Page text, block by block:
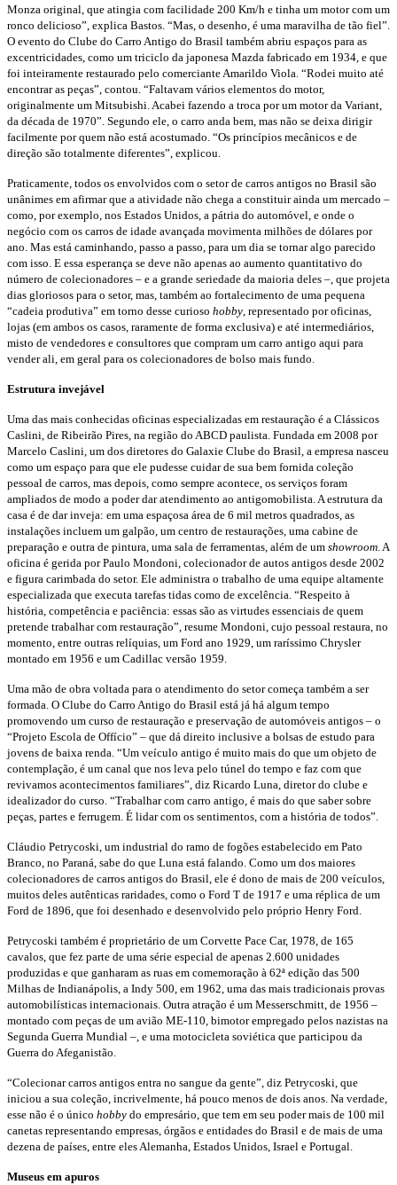
Monza original, que atingia com facilidade 200 Km/h e tinha um motor com um
ronco delicioso”, explica Bastos. “Mas, o desenho, é uma maravilha de tão fiel”.
O evento do Clube do Carro Antigo do Brasil também abriu espaços para as
excentricidades, como um triciclo da japonesa Mazda fabricado em 1934, e que
foi inteiramente restaurado pelo comerciante Amarildo Viola. “Rodei muito até
encontrar as peças”, contou. “Faltavam vários elementos do motor,
originalmente um Mitsubishi. Acabei fazendo a troca por um motor da Variant,
da década de 1970”. Segundo ele, o carro anda bem, mas não se deixa dirigir
facilmente por quem não está acostumado. “Os princípios mecânicos e de
direção são totalmente diferentes”, explicou.
Praticamente, todos os envolvidos com o setor de carros antigos no Brasil são
unânimes em afirmar que a atividade não chega a constituir ainda um mercado –
como, por exemplo, nos Estados Unidos, a pátria do automóvel, e onde o
negócio com os carros de idade avançada movimenta milhões de dólares por
ano. Mas está caminhando, passo a passo, para um dia se tornar algo parecido
com isso. E essa esperança se deve não apenas ao aumento quantitativo do
número de colecionadores – e a grande seriedade da maioria deles –, que projeta
dias gloriosos para o setor, mas, também ao fortalecimento de uma pequena
“cadeia produtiva” em torno desse curioso hobby, representado por oficinas,
lojas (em ambos os casos, raramente de forma exclusiva) e até intermediários,
misto de vendedores e consultores que compram um carro antigo aqui para
vender ali, em geral para os colecionadores de bolso mais fundo.
Estrutura invejável
Uma das mais conhecidas oficinas especializadas em restauração é a Clássicos
Caslini, de Ribeirão Pires, na região do ABCD paulista. Fundada em 2008 por
Marcelo Caslini, um dos diretores do Galaxie Clube do Brasil, a empresa nasceu
como um espaço para que ele pudesse cuidar de sua bem fornida coleção
pessoal de carros, mas depois, como sempre acontece, os serviços foram
ampliados de modo a poder dar atendimento ao antigomobilista. A estrutura da
casa é de dar inveja: em uma espaçosa área de 6 mil metros quadrados, as
instalações incluem um galpão, um centro de restaurações, uma cabine de
preparação e outra de pintura, uma sala de ferramentas, além de um showroom. A
oficina é gerida por Paulo Mondoni, colecionador de autos antigos desde 2002
e figura carimbada do setor. Ele administra o trabalho de uma equipe altamente
especializada que executa tarefas tidas como de excelência. “Respeito à
história, competência e paciência: essas são as virtudes essenciais de quem
pretende trabalhar com restauração”, resume Mondoni, cujo pessoal restaura, no
momento, entre outras relíquias, um Ford ano 1929, um raríssimo Chrysler
montado em 1956 e um Cadillac versão 1959.
Uma mão de obra voltada para o atendimento do setor começa também a ser
formada. O Clube do Carro Antigo do Brasil está já há algum tempo
promovendo um curso de restauração e preservação de automóveis antigos – o
“Projeto Escola de Offício” – que dá direito inclusive a bolsas de estudo para
jovens de baixa renda. “Um veículo antigo é muito mais do que um objeto de
contemplação, é um canal que nos leva pelo túnel do tempo e faz com que
revivamos acontecimentos familiares”, diz Ricardo Luna, diretor do clube e
idealizador do curso. “Trabalhar com carro antigo, é mais do que saber sobre
peças, partes e ferrugem. É lidar com os sentimentos, com a história de todos”.
Cláudio Petrycoski, um industrial do ramo de fogões estabelecido em Pato
Branco, no Paraná, sabe do que Luna está falando. Como um dos maiores
colecionadores de carros antigos do Brasil, ele é dono de mais de 200 veículos,
muitos deles autênticas raridades, como o Ford T de 1917 e uma réplica de um
Ford de 1896, que foi desenhado e desenvolvido pelo próprio Henry Ford.
Petrycoski também é proprietário de um Corvette Pace Car, 1978, de 165
cavalos, que fez parte de uma série especial de apenas 2.600 unidades
produzidas e que ganharam as ruas em comemoração à 62ª edição das 500
Milhas de Indianápolis, a Indy 500, em 1962, uma das mais tradicionais provas
automobilísticas internacionais. Outra atração é um Messerschmitt, de 1956 –
montado com peças de um avião ME-110, bimotor empregado pelos nazistas na
Segunda Guerra Mundial –, e uma motocicleta soviética que participou da
Guerra do Afeganistão.
“Colecionar carros antigos entra no sangue da gente”, diz Petrycoski, que
iniciou a sua coleção, incrivelmente, há pouco menos de dois anos. Na verdade,
esse não é o único hobby do empresário, que tem em seu poder mais de 100 mil
canetas representando empresas, órgãos e entidades do Brasil e de mais de uma
dezena de países, entre eles Alemanha, Estados Unidos, Israel e Portugal.
Museus em apuros